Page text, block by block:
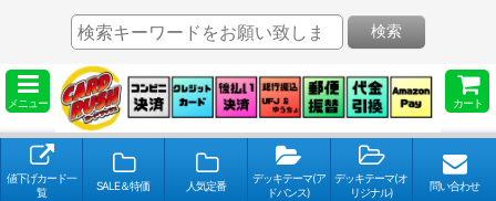
メニュー カート
検索
値下げカード一
覧
SALE＆特価 人気定番
デッキテーマ(ア
ドバンス)
デッキテーマ(オ
リジナル)
問い合わせ